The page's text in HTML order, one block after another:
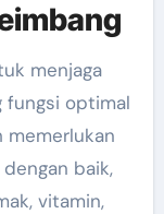
menjaga
fungsi optimal
memerlukan
baik,
vitamin,